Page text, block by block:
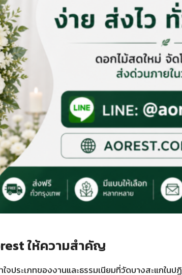
ให้ความสำคัญ
จประเภทของงานและธรรมเนียมที่วัดบางสะแกใน